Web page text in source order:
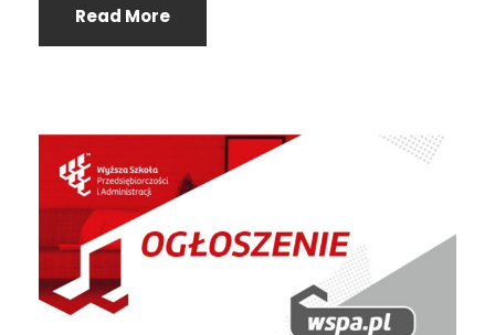
Read More